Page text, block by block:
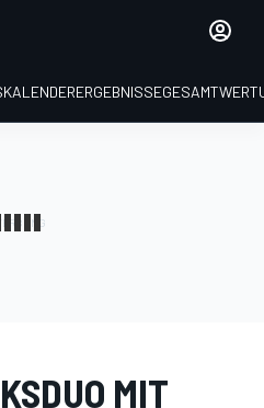
KALENDERERGEBNISSE
MIT